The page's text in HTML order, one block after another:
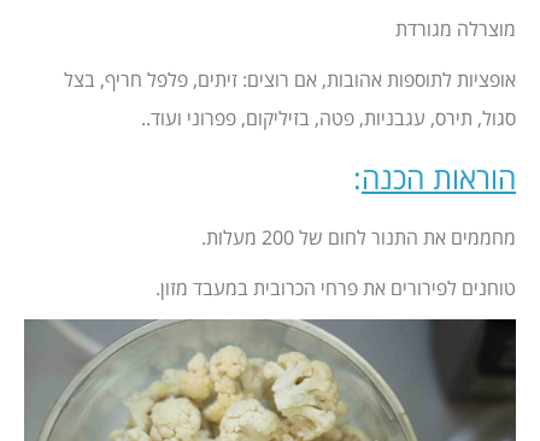
מוצרלה מגורדת
אופציות לתוספות אהובות, אם רוצים: זיתים, פלפל חריף, בצל
סגול, תירס, עגבניות, פטה, בזיליקום, פפרוני ועוד..
הוראות הכנה:
מחממים את התנור לחום של 200 מעלות.
טוחנים לפירורים את פרחי הכרובית במעבד מזון.